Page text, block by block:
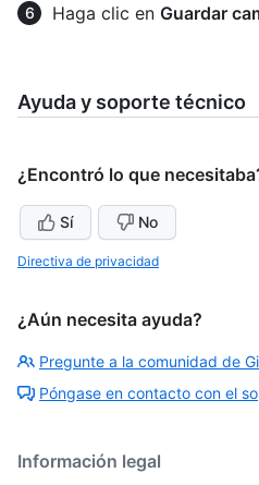
Haga clic en Guardar
Ayuda y soporte técnico
¿Encontró lo que
Sí No
Directiva de privacidad
¿Aún necesita ayuda?
Pregunte a la comunidad de
Póngase en contacto con el
Información legal